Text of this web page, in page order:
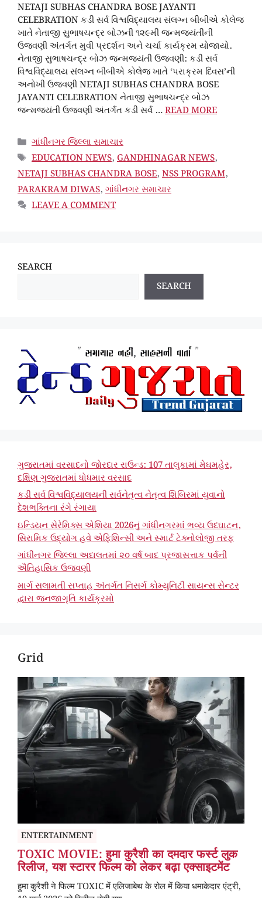
NETAJI SUBHAS CHANDRA BOSE JAYANTI
CELEBRATION કડી સર્વ વિશ્વવિદ્યાલય સંલગ્ન બીબીએ કોલેજ
ખાતે નેતાજી સુભાષચન્દ્ર બોઝની ૧૨૯મી જન્મજયંતીની
ઉજવણી અંતર્ગત મુવી પ્રદર્શન અને ચર્ચા કાર્યક્રમ યોજાયો.
નેતાજી સુભાષચન્દ્ર બોઝ જન્મજયંતી ઉજવણી: કડી સર્વ
વિશ્વવિદ્યાલય સંલગ્ન બીબીએ કોલેજ ખાતે ‘પરાક્રમ દિવસ’ની
અનોખી ઉજવણી NETAJI SUBHAS CHANDRA BOSE
JAYANTI CELEBRATION નેતાજી સુભાષચન્દ્ર બોઝ
જન્મજયંતી ઉજવણી અંતર્ગત કડી સર્વ …READ MORE
CATEGORIES
ગાંધીનગર જિલ્લા સમાચાર
TAGS
EDUCATION NEWS, GANDHINAGAR NEWS,
NETAJI SUBHAS CHANDRA BOSE, NSS PROGRAM,
PARAKRAM DIWAS, ગાંધીનગર સમાચાર
LEAVE A COMMENT
SEARCH
SEARCH
ગુજરાતમાં વરસાદનો જોરદાર રાઉન્ડ: 107 તાલુકામાં મેઘમહેર,
દક્ષિણ ગુજરાતમાં ધોધમાર વરસાદ
કડી સર્વ વિશ્વવિદ્યાલયની સર્વનેતૃત્વ નેતૃત્વ શિબિરમાં યુવાનો
દેશભક્તિના રંગે રંગાયા
ઇન્ડિયન સેરેમિક્સ એશિયા 2026નું ગાંધીનગરમાં ભવ્ય ઉદઘાટન,
સિરામિક ઉદ્યોગ હવે એફિશિન્સી અને સ્માર્ટ ટેક્નોલોજી તરફ
ગાંધીનગર જિલ્લા અદાલતમાં ૨૦ વર્ષ બાદ પ્રજાસત્તાક પર્વની
ઐતિહાસિક ઉજવણી
માર્ગ સલામતી સપ્તાહ અંતર્ગત નિસર્ગ કોમ્યુનિટી સાયન્સ સેન્ટર
દ્વારા જનજાગૃતિ કાર્યક્રમો
Grid
ENTERTAINMENT
TOXIC MOVIE: हुमा कुरैशी का दमदार फर्स्ट लुक
रिलीज, यश स्टारर फिल्म को लेकर बढ़ा एक्साइटमेंट
हुमा कुरैशी ने फिल्म TOXIC में एलिजाबेथ के रोल में किया धमाकेदार एंट्री,